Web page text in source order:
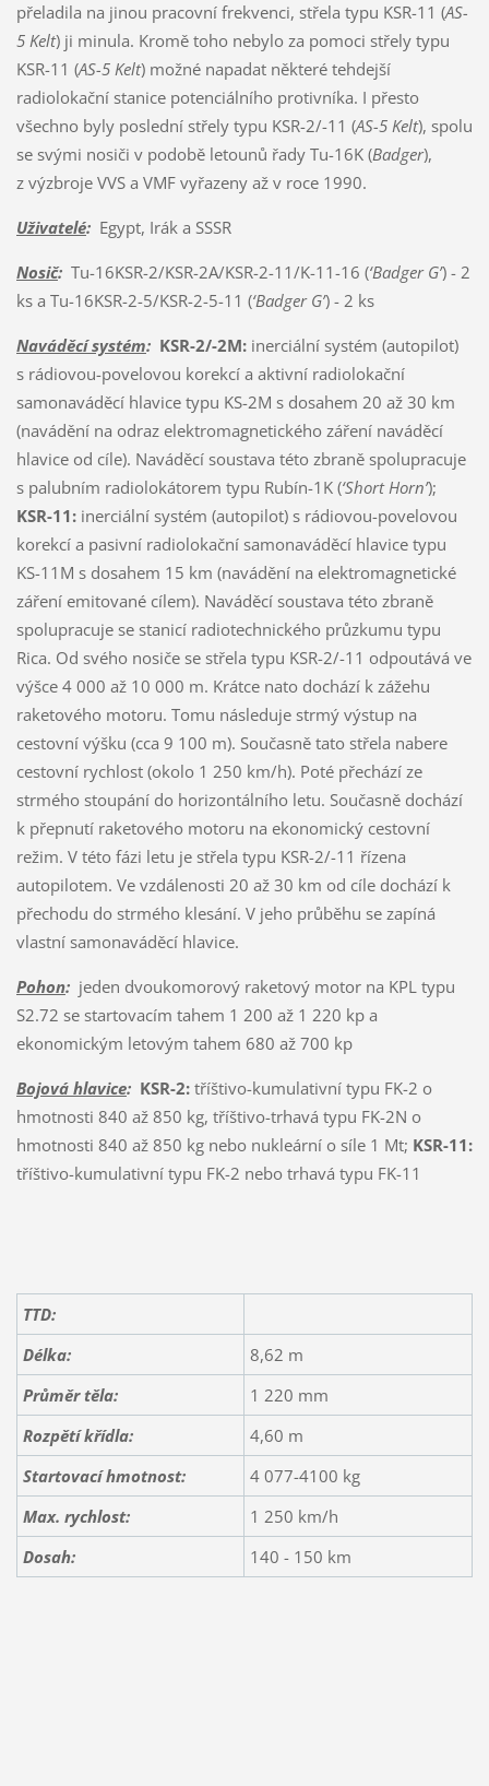
přeladila na jinou pracovní frekvenci, střela typu KSR-11 (AS-
5 Kelt) ji minula. Kromě toho nebylo za pomoci střely typu
KSR-11 (AS-5 Kelt) možné napadat některé tehdejší
radiolokační stanice potenciálního protivníka. I přesto
všechno byly poslední střely typu KSR-2/-11 (AS-5 Kelt), spolu
se svými nosiči v podobě letounů řady Tu-16K (Badger),
z výzbroje VVS a VMF vyřazeny až v roce 1990.
Uživatelé:Egypt, Irák a SSSR
Nosič:Tu-16KSR-2/KSR-2A/KSR-2-11/K-11-16 (‘Badger G’) - 2
ks a Tu-16KSR-2-5/KSR-2-5-11 (‘Badger G’) - 2 ks
Naváděcí systém: KSR-2/-2M:inerciální systém (autopilot)
s rádiovou-povelovou korekcí a aktivní radiolokační
samonaváděcí hlavice typu KS-2M s dosahem 20 až 30 km
(navádění na odraz elektromagnetického záření naváděcí
hlavice od cíle). Naváděcí soustava této zbraně spolupracuje
s palubním radiolokátorem typu Rubín-1K (‘Short Horn’);
KSR-11:inerciální systém (autopilot) s rádiovou-povelovou
korekcí a pasivní radiolokační samonaváděcí hlavice typu
KS-11M s dosahem 15 km (navádění na elektromagnetické
záření emitované cílem). Naváděcí soustava této zbraně
spolupracuje se stanicí radiotechnického průzkumu typu
Rica. Od svého nosiče se střela typu KSR-2/-11 odpoutává ve
výšce 4 000 až 10 000 m. Krátce nato dochází k zážehu
raketového motoru. Tomu následuje strmý výstup na
cestovní výšku (cca 9 100 m). Současně tato střela nabere
cestovní rychlost (okolo 1 250 km/h). Poté přechází ze
strmého stoupání do horizontálního letu. Současně dochází
k přepnutí raketového motoru na ekonomický cestovní
režim. V této fázi letu je střela typu KSR-2/-11 řízena
autopilotem. Ve vzdálenosti 20 až 30 km od cíle dochází k
přechodu do strmého klesání. V jeho průběhu se zapíná
vlastní samonaváděcí hlavice.
Pohon:jeden dvoukomorový raketový motor na KPL typu
S2.72 se startovacím tahem 1 200 až 1 220 kp a
ekonomickým letovým tahem 680 až 700 kp
Bojová hlavice: KSR-2:tříštivo-kumulativní typu FK-2 o
hmotnosti 840 až 850 kg, tříštivo-trhavá typu FK-2N o
hmotnosti 840 až 850 kg nebo nukleární o síle 1 Mt; KSR-11:
tříštivo-kumulativní typu FK-2 nebo trhavá typu FK-11
TTD:
Délka:
8,62 m
Průměr těla:
1 220 mm
Rozpětí křídla:
4,60 m
Startovací hmotnost:
4 077-4100 kg
Max. rychlost:
1 250 km/h
Dosah:
140 - 150 km